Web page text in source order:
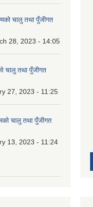
चालु तथा पुँजीगत
28, 2023 - 14:05
चालु तथा पुँजीगत
27, 2023 - 11:25
चालु तथा पुँजीगत
13, 2023 - 11:24